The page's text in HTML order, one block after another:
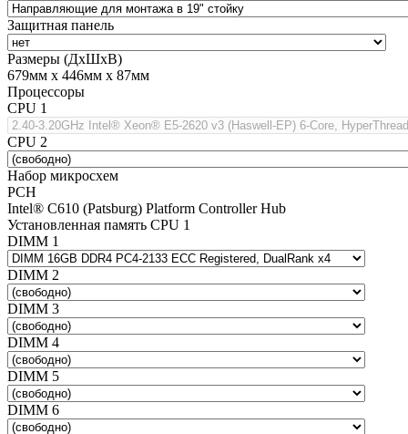
Защитная панель
Размеры (ДхШхВ)
679мм х 446мм х 87мм
Процессоры
CPU 1
CPU 2
Набор микросхем
PCH
Intel® C610 (Patsburg) Platform Controller Hub
Установленная память CPU 1
DIMM 1
DIMM 2
DIMM 3
DIMM 4
DIMM 5
DIMM 6